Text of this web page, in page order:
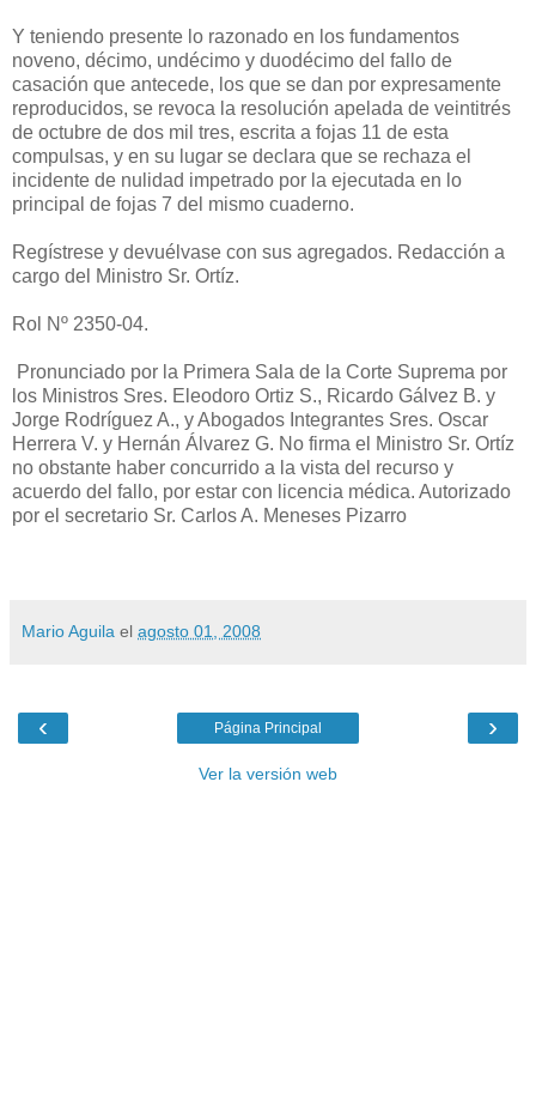
Y teniendo presente lo razonado en los fundamentos
noveno, décimo, undécimo y duodécimo del fallo de
casación que antecede, los que se dan por expresamente
reproducidos, se revoca la resolución apelada de veintitrés
de octubre de dos mil tres, escrita a fojas 11 de esta
compulsas, y en su lugar se declara que se rechaza el
incidente de nulidad impetrado por la ejecutada en lo
principal de fojas 7 del mismo cuaderno.
Regístrese y devuélvase con sus agregados. Redacción a
cargo del Ministro Sr. Ortíz.
Rol Nº 2350-04.
Pronunciado por la Primera Sala de la Corte Suprema por
los Ministros Sres. Eleodoro Ortiz S., Ricardo Gálvez B. y
Jorge Rodríguez A., y Abogados Integrantes Sres. Oscar
Herrera V. y Hernán Álvarez G. No firma el Ministro Sr. Ortíz
no obstante haber concurrido a la vista del recurso y
acuerdo del fallo, por estar con licencia médica. Autorizado
por el secretario Sr. Carlos A. Meneses Pizarro
Mario Aguila el agosto 01, 2008
‹ ›
Página Principal
Ver la versión web